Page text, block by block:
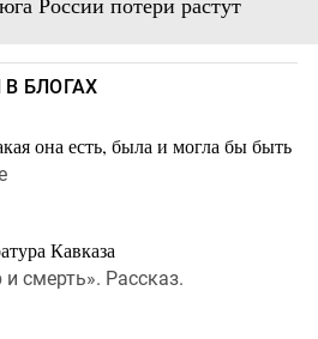
БЛОГАХ
она есть, была и могла бы быть
Кавказа
смерть». Рассказ.